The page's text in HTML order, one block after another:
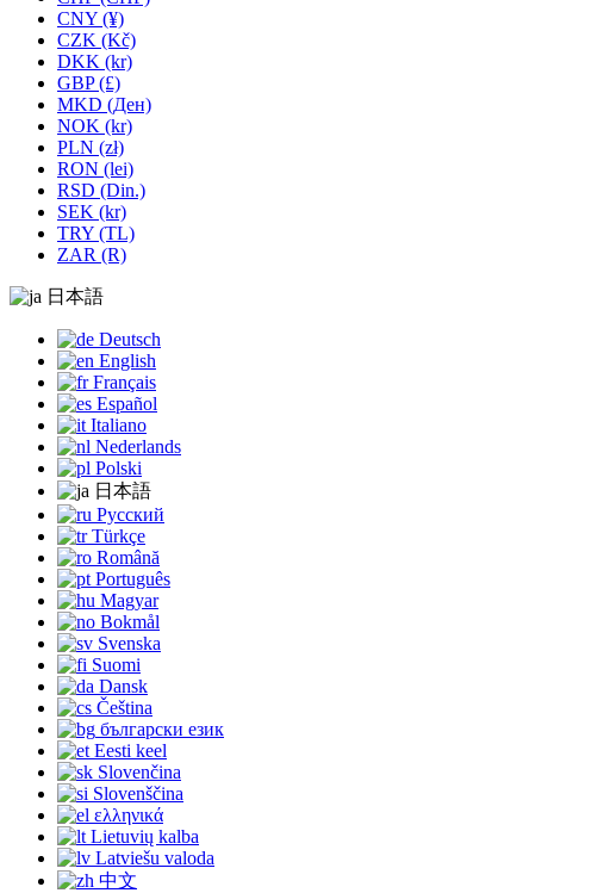
CNY (¥)
CZK (Kč)
DKK (kr)
GBP (£)
MKD (Ден)
NOK (kr)
PLN (zł)
RON (lei)
RSD (Din.)
SEK (kr)
TRY (TL)
ZAR (R)
日本語
Deutsch
English
Français
Español
Italiano
Nederlands
Polski
日本語
Русский
Türkçe
Română
Português
Magyar
Bokmål
Svenska
Suomi
Dansk
Čeština
български език
Eesti keel
Slovenčina
Slovenščina
ελληνικά
Lietuvių kalba
Latviešu valoda
中文